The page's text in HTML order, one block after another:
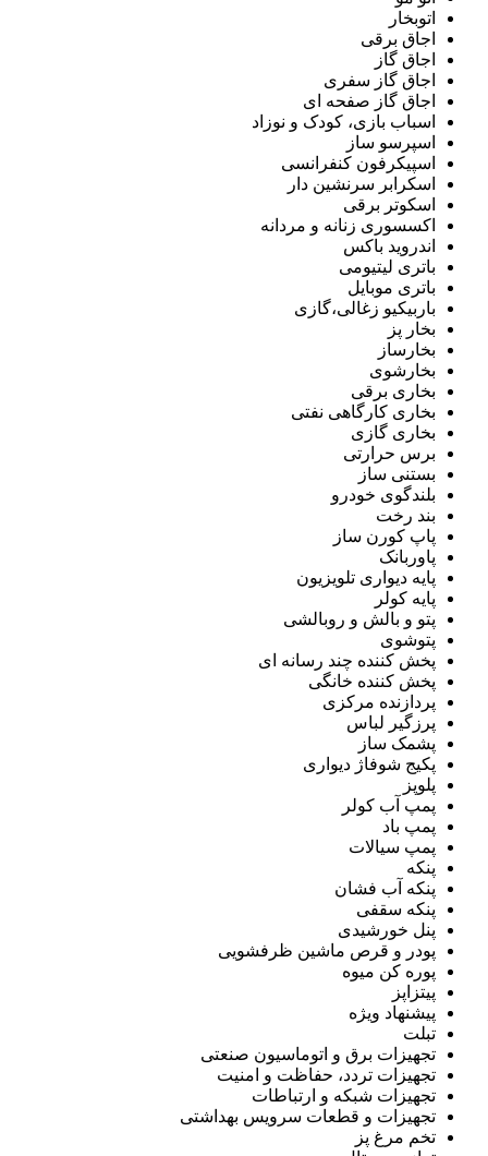
اتوبخار
اجاق برقی
اجاق گاز
اجاق گاز سفری
اجاق گاز صفحه ای
اسباب بازی، کودک و نوزاد
اسپرسو ساز
اسپیکرفون کنفرانسی
اسکرابر سرنشین دار
اسکوتر برقی
اکسسوری زنانه و مردانه
اندروید باکس
باتری لیتیومی
باتری موبایل
باربیکیو زغالی،گازی
بخار پز
بخارساز
بخارشوی
بخاری برقی
بخاری کارگاهی نفتی
بخاری گازی
برس حرارتی
بستنی ساز
بلندگوی خودرو
بند رخت
پاپ کورن ساز
پاوربانک
پایه دیواری تلویزیون
پایه کولر
پتو و بالش و روبالشی
پتوشوی
پخش کننده چند رسانه ای
پخش کننده خانگی
پردازنده مرکزی
پرزگیر لباس
پشمک ساز
پکیج شوفاژ دیواری
پلوپز
پمپ آب کولر
پمپ باد
پمپ سیالات
پنکه
پنکه آب فشان
پنکه سقفی
پنل خورشیدی
پودر و قرص ماشین ظرفشویی
پوره کن میوه
پیتزاپز
پیشنهاد ویژه
تبلت
تجهیزات برق و اتوماسیون صنعتی
تجهیزات تردد، حفاظت و امنیت
تجهیزات شبکه و ارتباطات
تجهیزات و قطعات سرویس بهداشتی
تخم مرغ پز